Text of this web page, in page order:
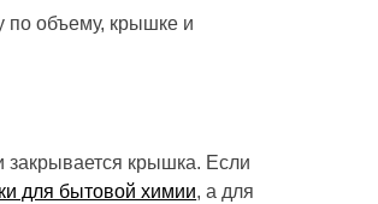
по объему, крышке и
закрывается крышка. Если
для бытовой химии, а для